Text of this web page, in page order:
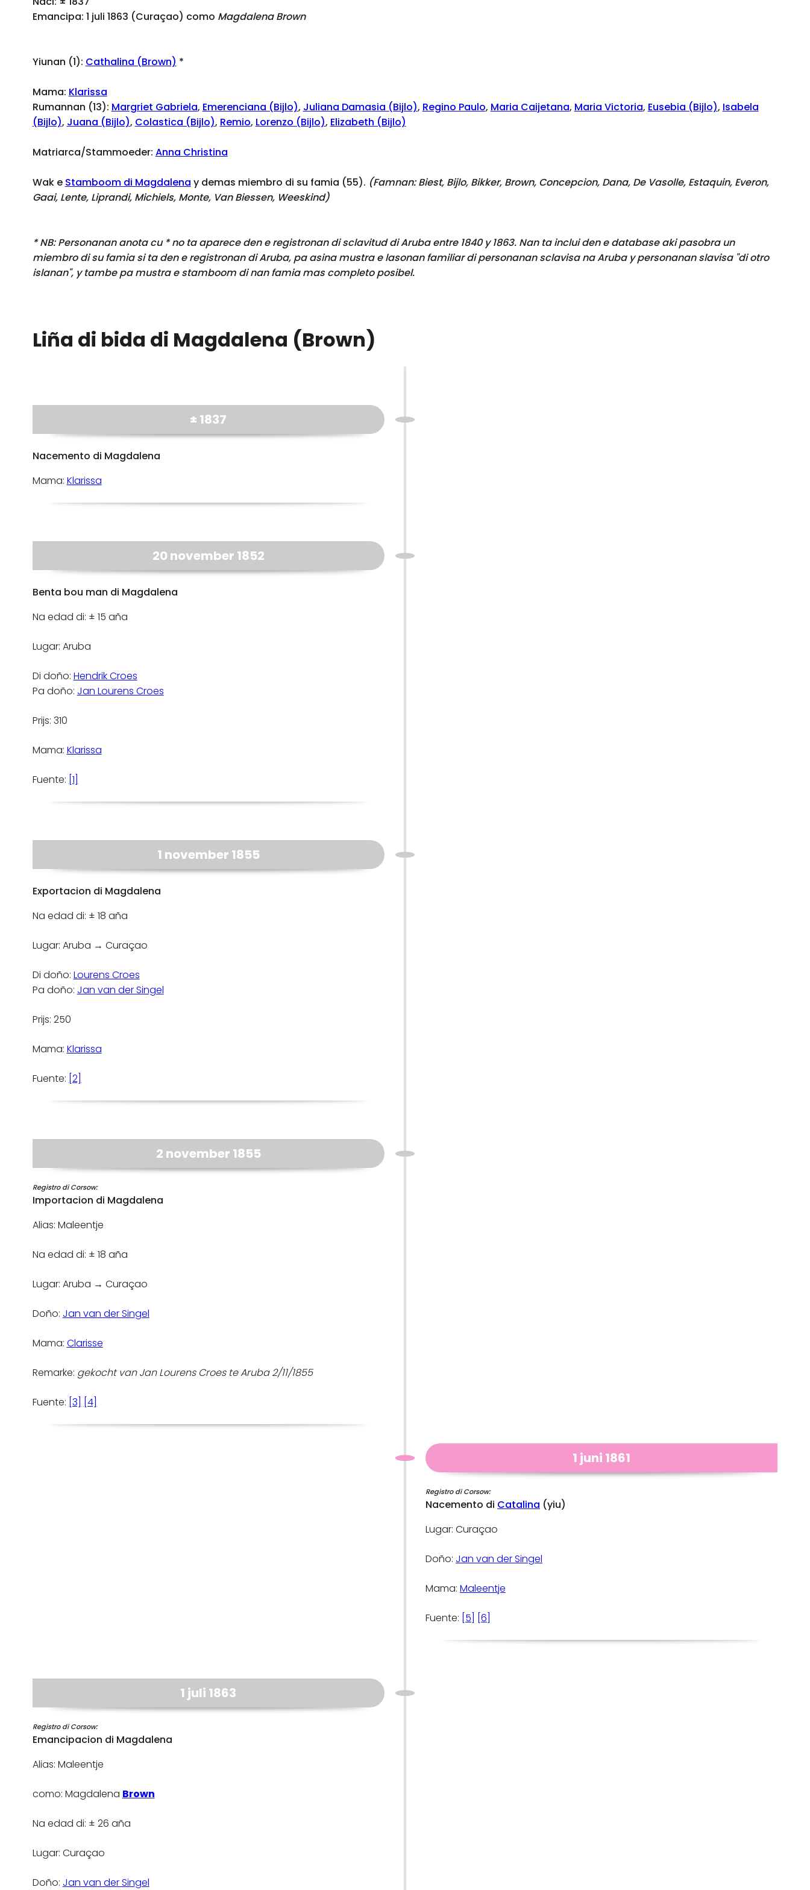
Emancipa: 1 juli 1863 (Curaçao) como Magdalena Brown
Yiunan (1): Cathalina (Brown) *
Mama: Klarissa
Rumannan (13): Margriet Gabriela, Emerenciana (Bijlo), Juliana Damasia (Bijlo), Regino Paulo, Maria Caijetana, Maria Victoria, Eusebia (Bijlo), Isabela
(Bijlo), Juana (Bijlo), Colastica (Bijlo), Remio, Lorenzo (Bijlo), Elizabeth (Bijlo)
Matriarca/Stammoeder: Anna Christina
Wak e Stamboom di Magdalena y demas miembro di su famia (55). (Famnan:Biest, Bijlo, Bikker, Brown, Concepcion, Dana, De Vasolle, Estaquin, Everon,
Gaai, Lente, Liprandi, Michiels, Monte, Van Biessen, Weeskind)
* NB: Personanan anota cu * no ta aparece den e registronan di sclavitud di Aruba entre 1840 y 1863. Nan ta inclui den e database aki pasobra un
miembro di su famia si ta den e registronan di Aruba, pa asina mustra e lasonan familiar di personanan sclavisa na Aruba y personanan slavisa "di otro
islanan", y tambe pa mustra e stamboom di nan famia mas completo posibel.
Liña di bida di Magdalena (Brown)
± 1837
Nacemento di Magdalena
Mama: Klarissa
20 november 1852
Benta bou man di Magdalena
Na edad di: ± 15 aña
Lugar: Aruba
Di doño: Hendrik Croes
Pa doño: Jan Lourens Croes
Prijs: 310
Mama: Klarissa
Fuente: [1]
1 november 1855
Exportacion di Magdalena
Na edad di: ± 18 aña
Lugar: Aruba → Curaçao
Di doño: Lourens Croes
Pa doño: Jan van der Singel
Prijs: 250
Mama: Klarissa
Fuente: [2]
2 november 1855
Registro di Corsow:
Importacion di Magdalena
Alias: Maleentje
Na edad di: ± 18 aña
Lugar: Aruba → Curaçao
Doño: Jan van der Singel
Mama: Clarisse
Remarke: gekocht van Jan Lourens Croes te Aruba 2/11/1855
Fuente: [3] [4]
1 juni 1861
Registro di Corsow:
Nacemento di Catalina (yiu)
Lugar: Curaçao
Doño: Jan van der Singel
Mama: Maleentje
Fuente: [5] [6]
1 juli 1863
Registro di Corsow:
Emancipacion di Magdalena
Alias: Maleentje
como: Magdalena Brown
Na edad di: ± 26 aña
Lugar: Curaçao
Doño: Jan van der Singel